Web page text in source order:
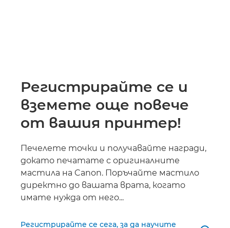
Регистрирайте се и
вземете още повече
от вашия принтер!
Печелете точки и получавайте награди,
докато печатате с оригиналните
мастила на Canon. Поръчайте мастило
директно до вашата врата, когато
имате нужда от него...
Регистрирайте се сега, за да научите